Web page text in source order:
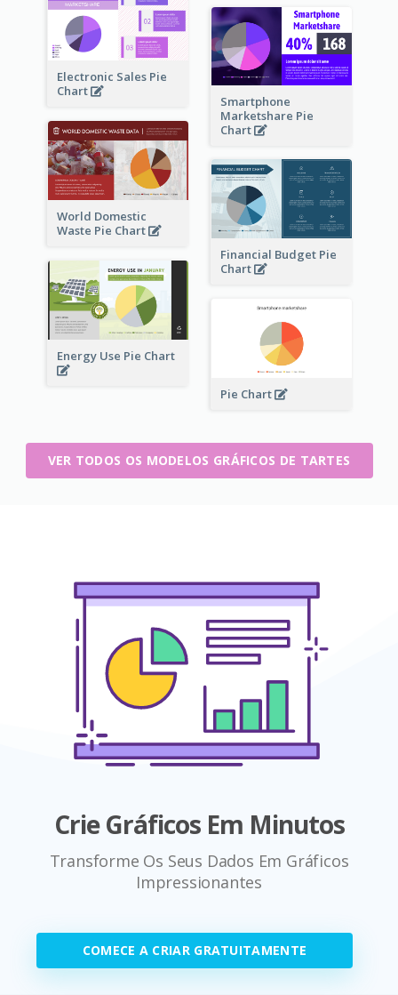
Electronic Sales Pie
Chart
Smartphone
Marketshare Pie
Chart
World Domestic
Waste Pie Chart
Financial Budget Pie
Chart
Energy Use Pie Chart
Pie Chart
VER TODOS OS MODELOS GRÁFICOS DE TARTES
Crie Gráficos Em Minutos
Transforme Os Seus Dados Em Gráficos
Impressionantes
COMECE A CRIAR GRATUITAMENTE